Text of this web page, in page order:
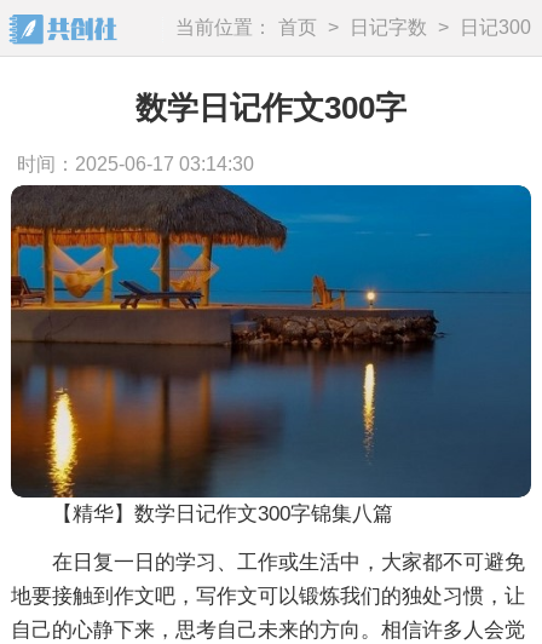
当前位置： 首页 > 日记字数 >
日记300
字
数学日记作文300字
时间：2025-06-17 03:14:30
【精华】数学日记作文300字锦集八篇
在日复一日的学习、工作或生活中，大家都不可避免
地要接触到作文吧，写作文可以锻炼我们的独处习惯，让
自己的心静下来，思考自己未来的方向。相信许多人会觉